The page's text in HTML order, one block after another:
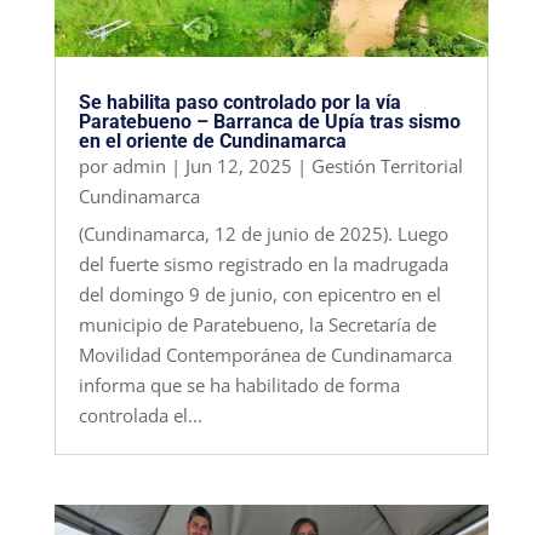
Se habilita paso controlado por la vía
Paratebueno – Barranca de Upía tras sismo
en el oriente de Cundinamarca
por admin | Jun 12, 2025 | Gestión Territorial
Cundinamarca
(Cundinamarca, 12 de junio de 2025). Luego
del fuerte sismo registrado en la madrugada
del domingo 9 de junio, con epicentro en el
municipio de Paratebueno, la Secretaría de
Movilidad Contemporánea de Cundinamarca
informa que se ha habilitado de forma
controlada el...